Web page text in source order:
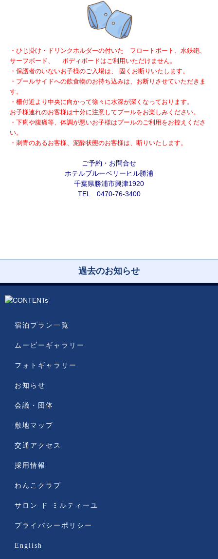
・ひじ掛け・ドリンクホルダーの付いた フロートボート、水鉄砲、
サーフボード、 ボディボードはご利用いただけません。
・保護者のいないお子様のご入場は、 固くお断りいたします。
・プールサイドへの飲食物のお持ち込みは、お断りさせていただきま
す。
・柵付近より中央に向かって徐々に水深が深くなっております。
お子様連れのお客様は十分に注意してプールをお楽しみください。
・下痢や腹痛等、体調が悪いお子様はプールのご利用をお控えくださ
い。
・刺青のあるお客様、泥酔状態のお客様は、断りいたします。
ご予約・お問合せ
ホテルブルーベリーヒル勝浦
千葉県勝浦市興津1920
TEL 0470-76-3400
過去のお知らせ
宿泊プラン一覧
ムービーギャラリー
フォトギャラリー
お知らせ
会議・団体
敷地マップ
交通アクセス
採用情報
わんこクラブ
サロン ド ミルティーユ
プライバシーポリシー
English